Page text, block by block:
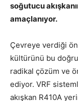
soğutucu
amaçlanıyor.
Çevreye verdiği
kültürünü bu
radikal çözüm ve
ediyor. VRF
akışkan R410A